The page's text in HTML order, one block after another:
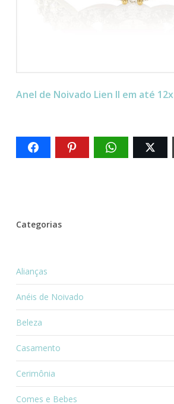
Anel de Noivado Lien II em até 12x
Categorias
Alianças
Anéis de Noivado
Beleza
Casamento
Cerimônia
Comes e Bebes